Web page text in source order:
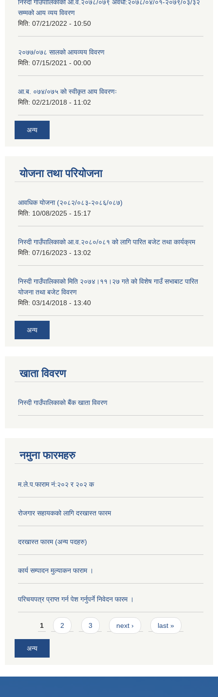
निस्दी गाउँपालिकाको आ.व.२०७८/०७९ अवधी:२०७८/०४/०१-२०७९/०३/३२
सम्मको आय व्यय विवरण
मिति: 07/21/2022 - 10:50
२०७७/०७८ सालको आयव्यय विवरण
मिति: 07/15/2021 - 00:00
आ.ब. ०७४/०७५ को स्वीकृत आय विवरणः
मिति: 02/21/2018 - 11:02
अन्य
योजना तथा परियोजना
आवधिक योजना (२०८२/०८३-२०८६/०८७)
मिति: 10/08/2025 - 15:17
निस्दी गाउँपालिकाको आ.व.२०८०/०८१ को लागि पारित बजेट तथा कार्यक्रम
मिति: 07/16/2023 - 13:02
निस्दी गाउँपालिकाको मिति २०७४।११।२७ गते को विशेष गाउँ सभाबाट पारित
योजना तथा बजेट विवरण
मिति: 03/14/2018 - 13:40
अन्य
खाता विवरण
निस्दी गाउँपालिकाको बैंक खाता विवरण
नमुना फारमहरु
म.ले.प.फाराम नं:२०२ र २०२ क
रोजगार सहायकको लागि दरखास्त फारम
दरखास्त फारम (अन्य पदहरु)
कार्य सम्पादन मुल्याक‌न फाराम ।
परिचयपत्र प्राप्त गर्न पेश गर्नुपर्ने निवेदन फारम ।
Pages
1 2 3 next › last »
अन्य